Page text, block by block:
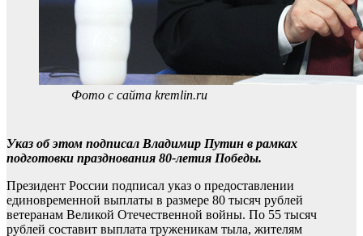
Фото с сайта kremlin.ru
Указ об этом подписал Владимир Путин в рамках
подготовки празднования 80-летия Победы.
Президент России подписал указ о предоставлении
единовременной выплаты в размере 80 тысяч рублей
ветеранам Великой Отечественной войны. По 55 тысяч
рублей составит выплата труженикам тыла, жителям